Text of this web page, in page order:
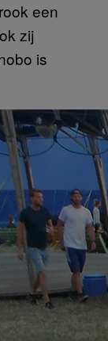
een
zij
is